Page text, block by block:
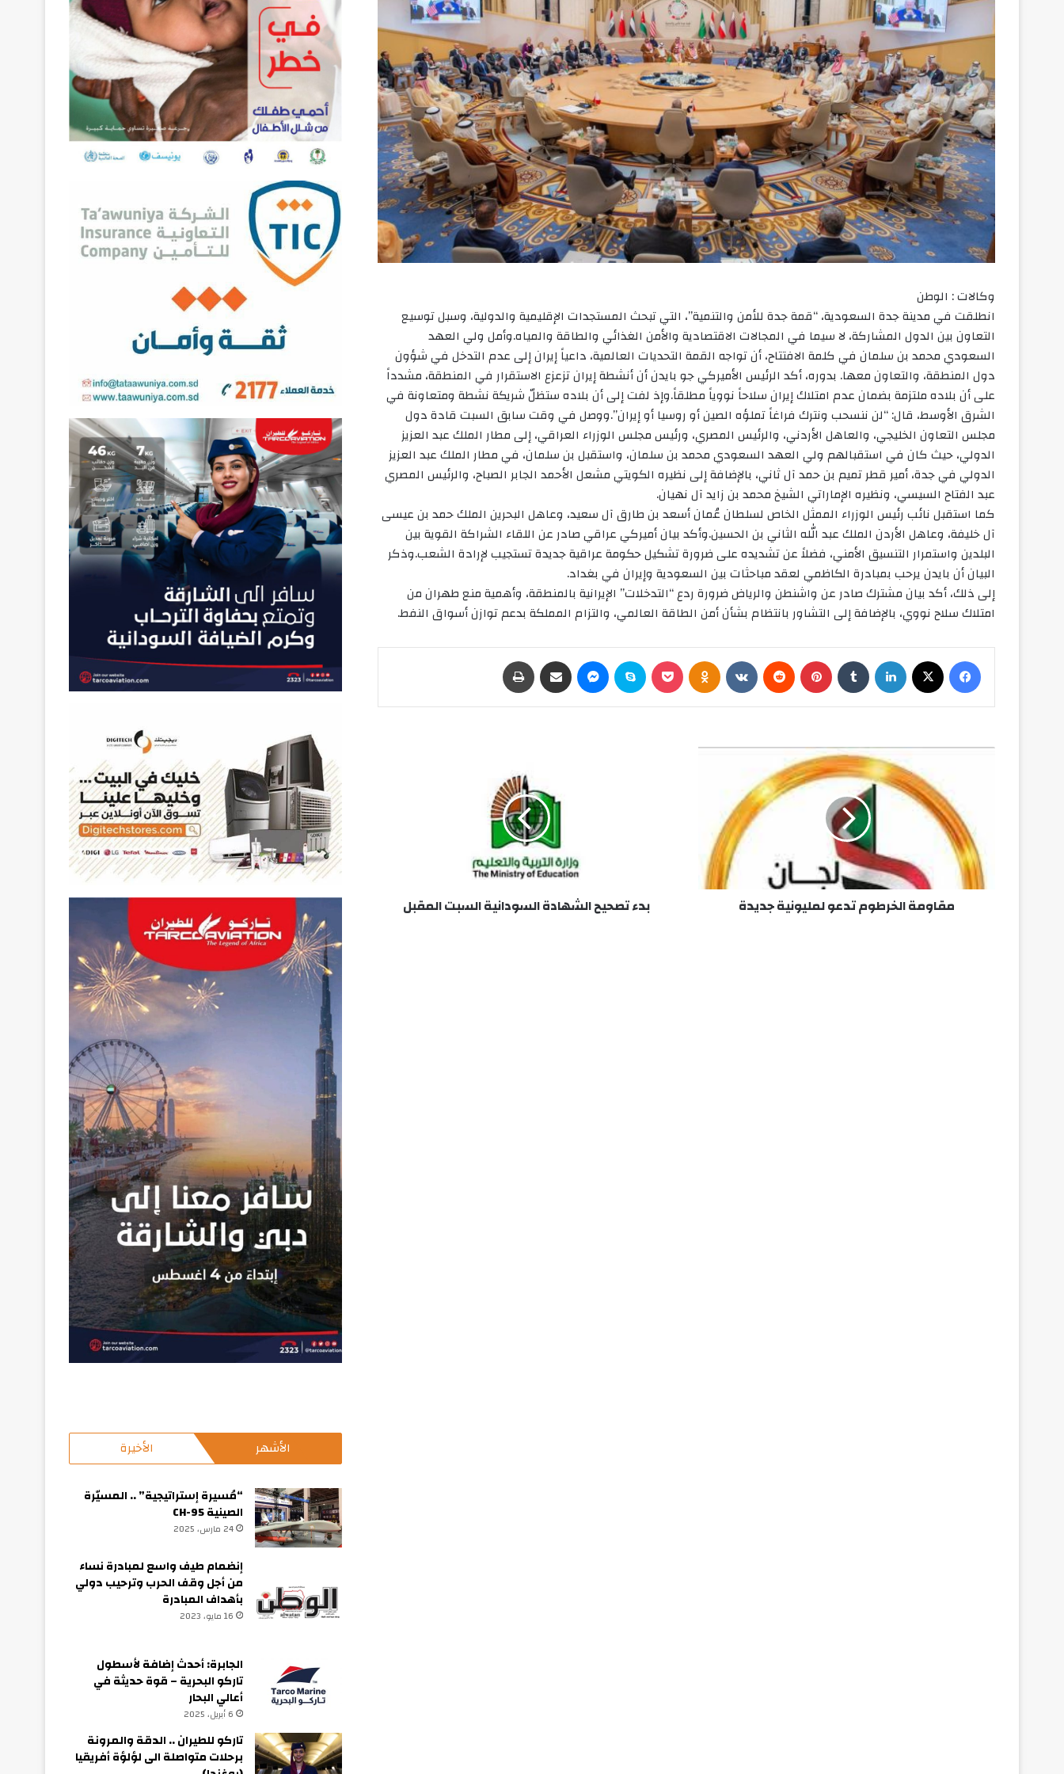
وكالات : الوطن
انطلقت في مدينة جدة السعودية، “قمة جدة للأمن والتنمية”، التي تبحث المستجدات الإقليمية والدولية، وسبل توسيع
التعاون بين الدول المشاركة، لا سيما في المجالات الاقتصادية والأمن الغذائي والطاقة والمياه.وأمل ولي العهد
السعودي محمد بن سلمان في كلمة الافتتاح، أن تواجه القمة التحديات العالمية، داعياً إيران إلى عدم التدخل في شؤون
دول المنطقة، والتعاون معها. بدوره، أكد الرئيس الأميركي جو بايدن أن أنشطة إيران تزعزع الاستقرار في المنطقة، مشدداً
على أن بلاده ملتزمة بضمان عدم امتلاك إيران سلاحاً نووياً مطلقاً.وإذ لفت إلى أن بلاده ستظلّ شريكة نشطة ومتعاونة في
الشرق الأوسط، قال: “لن ننسحب ونترك فراغاً تملؤه الصين أو روسيا أو إيران”.ووصل في وقت سابق السبت قادة دول
مجلس التعاون الخليجي، والعاهل الأردني، والرئيس المصري، ورئيس مجلس الوزراء العراقي، إلى مطار الملك عبد العزيز
الدولي، حيث كان في استقبالهم ولي العهد السعودي محمد بن سلمان، واستقبل بن سلمان، في مطار الملك عبد العزيز
الدولي في جدة، أمير قطر تميم بن حمد آل ثاني، بالإضافة إلى نظيره الكويتي مشعل الأحمد الجابر الصباح، والرئيس المصري
عبد الفتاح السيسي، ونظيره الإماراتي الشيخ محمد بن زايد آل نهيان.
كما استقبل نائب رئيس الوزراء الممثل الخاص لسلطان عُمان أسعد بن طارق آل سعيد، وعاهل البحرين الملك حمد بن عيسى
آل خليفة، وعاهل الأردن الملك عبد الله الثاني بن الحسين.وأكد بيان أميركي عراقي صادر عن اللقاء الشراكة القوية بين
البلدين واستمرار التنسيق الأمني، فضلاً عن تشديده على ضرورة تشكيل حكومة عراقية جديدة تستجيب لإرادة الشعب.وذكر
البيان أن بايدن يرحب بمبادرة الكاظمي لعقد مباحثات بين السعودية وإيران في بغداد.
إلى ذلك، أكد بيان مشترك صادر عن واشنطن والرياض ضرورة ردع “التدخلات” الإيرانية بالمنطقة، وأهمية منع طهران من
امتلاك سلاح نووي، بالإضافة إلى التشاور بانتظام بشأن أمن الطاقة العالمي، والتزام المملكة بدعم توازن أسواق النفط.
فيسبوك لينكدإن بينتيريست Odnoklassniki
‫Pocket سكايب ماسنجر مشاركة عبر البريد
مقاومة
مقاومة الخرطوم تدعو لمليونية جديدة بدء تصحيح الشهادة السودانية السبت المقبل
الأشهر الأخيرة
“مُسيرة إستراتيجية” .. المسيّرة
الصينية CH-95
24 مارس، 2025
إنضمام طيف واسع لمبادرة نساء
من أجل وقف الحرب وترحيب دولي
بأهداف المبادرة
16 مايو، 2023
الجابرة: أحدث إضافة لأسطول
تاركو البحرية – قوة حديثة في
أعالي البحار
6 أبريل، 2025
تاركو للطيران .. الدقة والمرونة
برحلات متواصلة الى لؤلؤة أفريقيا